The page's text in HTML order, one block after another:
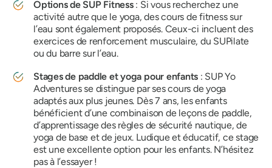
Options de SUP Fitness: Si vous recherchez une
activité autre que le yoga, des cours de fitness sur
l’eau sont également proposés. Ceux-ci incluent des
exercices de renforcement musculaire, du SUPilate
ou du barre sur l’eau.
Stages de paddle et yoga pour enfants : SUP Yo
Adventures se distingue par ses cours de yoga
adaptés aux plus jeunes. Dès 7 ans, les enfants
bénéficient d’une combinaison de leçons de paddle,
d’apprentissage des règles de sécurité nautique, de
yoga de base et de jeux. Ludique et éducatif, ce stage
est une excellente option pour les enfants. N’hésitez
pas à l’essayer !